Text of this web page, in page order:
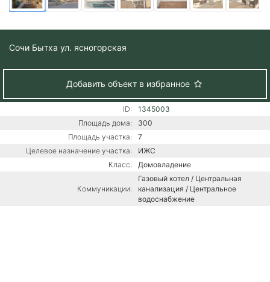
Сочи Бытха ул. ясногорская
Добавить объект в избранное
ID:
1345003
Площадь дома:
300
Площадь участка:
7
Целевое назначение участка:
ИЖС
Класс:
Домовладение
Коммуникации:
Газовый котел / Центральная
канализация / Центральное
водоснабжение